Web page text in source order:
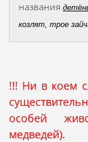
названия
козлят, трое
!!! Ни в коем
особей
медведей).